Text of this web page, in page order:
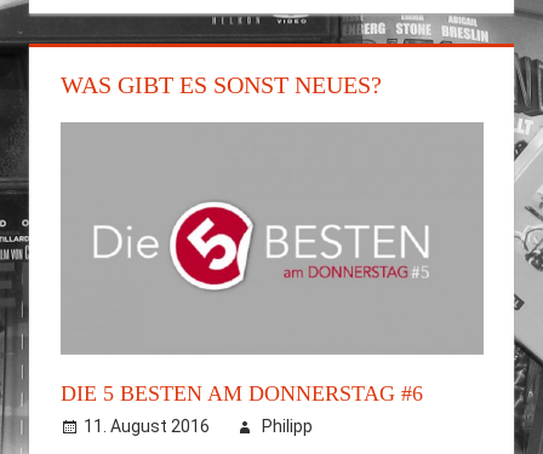
WAS GIBT ES SONST NEUES?
DIE 5 BESTEN AM DONNERSTAG #6
11. August 2016 Philipp